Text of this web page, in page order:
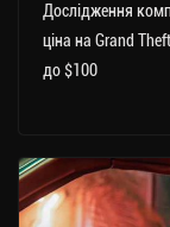
Дослідження
ціна на Grand
до $100